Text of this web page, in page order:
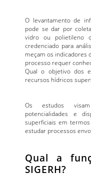
O levantamento de
pode se dar por
vidro ou polietileno
credenciado para
meçam os indicadores
processo requer
Qual o objetivo dos
recursos hídricos
Os estudos
potencialidades e
superficiais em
estudar processos
Qual a
SIGERH?